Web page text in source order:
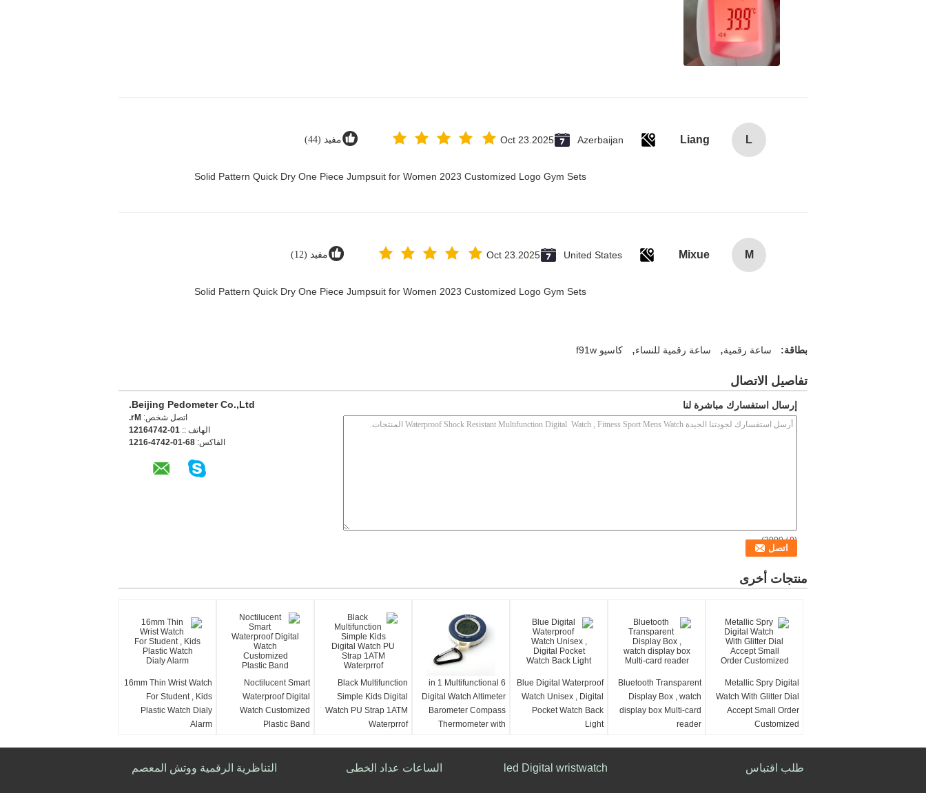
L
Liang
Azerbaijan
Oct 23.2025 مفيد (44)
Solid Pattern Quick Dry One Piece Jumpsuit for Women 2023 Customized Logo Gym Sets
M
Mixue
United States
Oct 23.2025 مفيد (12)
Solid Pattern Quick Dry One Piece Jumpsuit for Women 2023 Customized Logo Gym Sets
بطاقة: ساعة رقمية, ساعة رقمية للنساء, كاسيو f91w
تفاصيل الاتصال
Beijing Pedometer Co.,Ltd.
اتصل شخص: Mr.
الهاتف :: 10-24746121
الفاكس: 86-10-2474-6121
إرسال استفسارك مباشرة لنا
(
0
/ 3000)
منتجات أخرى
16mm Thin Wrist Watch
For Student , Kids
Plastic Watch Dialy
Alarm
Noctilucent Smart
Waterproof Digital
Watch Customized
Plastic Band
Black Multifunction
Simple Kids Digital
Watch PU Strap 1ATM
Waterprrof
6 in 1 Multifunctional
Digital Watch Altimeter
Barometer Compass
Thermometer with
Blue Digital Waterproof
Watch Unisex , Digital
Pocket Watch Back
Light
Bluetooth Transparent
Display Box , watch
display box Multi-card
reader
Metallic Spry Digital
Watch With Glitter Dial
Accept Small Order
Customized
التناظرية الرقمية ووتش المعصم الساعات عداد الخطى led Digital wristwatch طلب اقتباس